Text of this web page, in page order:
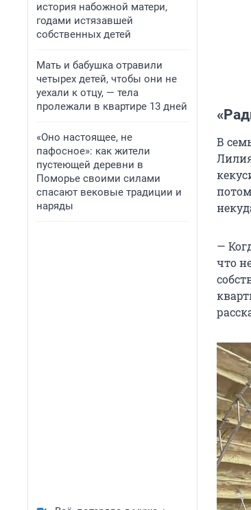
история набожной матери,
годами истязавшей
собственных детей
Мать и бабушка отравили
четырех детей, чтобы они не
уехали к отцу, — тела
пролежали в квартире 13 дней
«Оно настоящее, не
пафосное»: как жители
пустеющей деревни в
Поморье своими силами
спасают вековые традиции и
наряды
В
—
что